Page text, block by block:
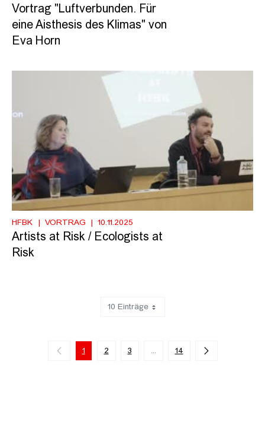
Vortrag "Luftverbunden. Für
eine Aisthesis des Klimas" von
Eva Horn
HFBK VORTRAG 10.11.2025
Artists at Risk / Ecologists at
Risk
10 Einträge
1 2 3 ...Zwischenseiten Navigieren
14